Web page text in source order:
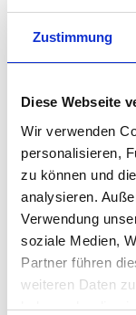
Zustimmung
Diese Webseite
Wir verwenden
personalisieren,
zu können und
analysieren.
Verwendung
soziale Medien,
Partner führen
weiteren Daten
haben oder die
Einfach und
charmant,
umfasst
stehen Ihnen über
sich im Familien-
Zukunft Ihre
Der quadratische
zu vier Personen
gerade nicht
zusammenklappen